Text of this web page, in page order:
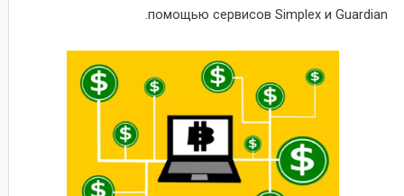
помощью сервисов Simplex и Guardian.